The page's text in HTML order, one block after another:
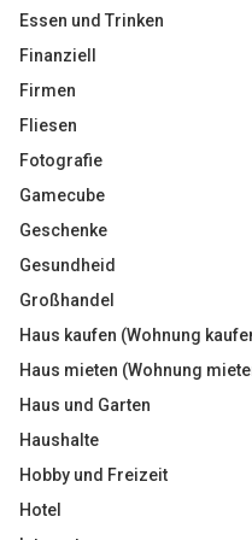
Essen und Trinken
Finanziell
Firmen
Fliesen
Fotografie
Gamecube
Geschenke
Gesundheid
Großhandel
Haus kaufen (Wohnung
Haus mieten (Wohnung
Haus und Garten
Haushalte
Hobby und Freizeit
Hotel